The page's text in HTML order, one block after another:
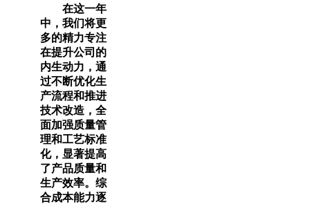
在这一年
中，我们将更
多的精力专注
在提升公司的
内生动力，通
过不断优化生
产流程和推进
技术改造，全
面加强质量管
理和工艺标准
化，显著提高
了产品质量和
生产效率。综
合成本能力逐